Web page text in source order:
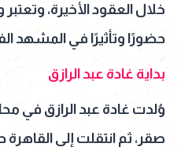
خلال العقود الأخيرة، وتعتبر
حضورًا وتأثيرًا في المشهد
بداية غادة عبد الرازق
وُلدت غادة عبد الرازق في
صقر، ثم انتقلت إلى